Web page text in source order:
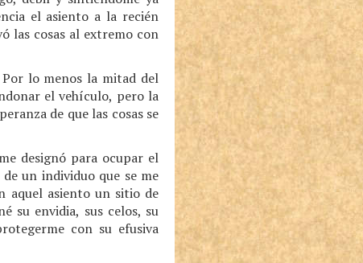
el asiento a la recién
las cosas al extremo con
lo menos la mitad del
el vehículo, pero la
de que las cosas se
designó para ocupar el
un individuo que se me
aquel asiento un sitio de
su envidia, sus celos, su
con su efusiva